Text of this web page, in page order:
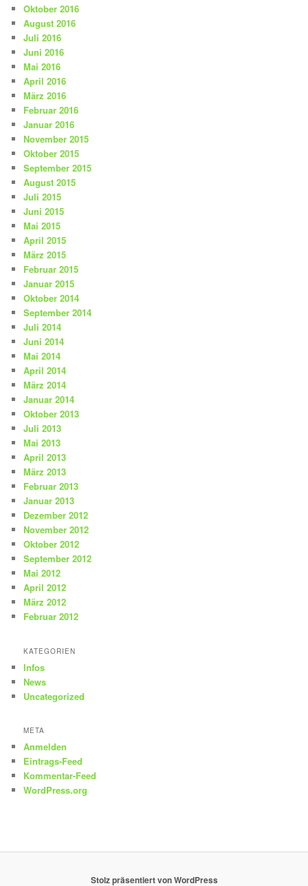
Oktober 2016
August 2016
Juli 2016
Juni 2016
Mai 2016
April 2016
März 2016
Februar 2016
Januar 2016
November 2015
Oktober 2015
September 2015
August 2015
Juli 2015
Juni 2015
Mai 2015
April 2015
März 2015
Februar 2015
Januar 2015
Oktober 2014
September 2014
Juli 2014
Juni 2014
Mai 2014
April 2014
März 2014
Januar 2014
Oktober 2013
Juli 2013
Mai 2013
April 2013
März 2013
Februar 2013
Januar 2013
Dezember 2012
November 2012
Oktober 2012
September 2012
Mai 2012
April 2012
März 2012
Februar 2012
KATEGORIEN
Infos
News
Uncategorized
META
Anmelden
Eintrags-Feed
Kommentar-Feed
WordPress.org
Stolz präsentiert von WordPress